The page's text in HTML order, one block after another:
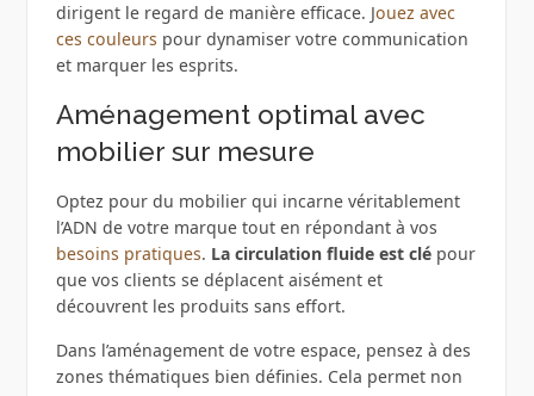
dirigent le regard de manière efficace. Jouez avec
ces couleurs pour dynamiser votre communication
et marquer les esprits.
Aménagement optimal avec
mobilier sur mesure
Optez pour du mobilier qui incarne véritablement
l’ADN de votre marque tout en répondant à vos
besoins pratiques. La circulation fluide est clépour
que vos clients se déplacent aisément et
découvrent les produits sans effort.
Dans l’aménagement de votre espace, pensez à des
zones thématiques bien définies. Cela permet non